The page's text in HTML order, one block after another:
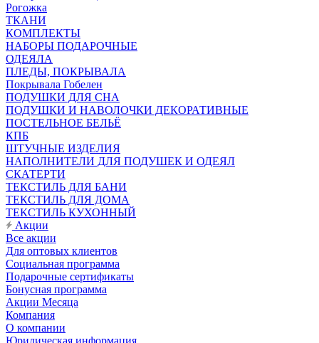
Рогожка
ТКАНИ
КОМПЛЕКТЫ
НАБОРЫ ПОДАРОЧНЫЕ
ОДЕЯЛА
ПЛЕДЫ, ПОКРЫВАЛА
Покрывала Гобелен
ПОДУШКИ ДЛЯ СНА
ПОДУШКИ И НАВОЛОЧКИ ДЕКОРАТИВНЫЕ
ПОСТЕЛЬНОЕ БЕЛЬЁ
КПБ
ШТУЧНЫЕ ИЗДЕЛИЯ
НАПОЛНИТЕЛИ ДЛЯ ПОДУШЕК И ОДЕЯЛ
СКАТЕРТИ
ТЕКСТИЛЬ ДЛЯ БАНИ
ТЕКСТИЛЬ ДЛЯ ДОМА
ТЕКСТИЛЬ КУХОННЫЙ
Акции
Все акции
Для оптовых клиентов
Социальная программа
Подарочные сертификаты
Бонусная программа
Акции Месяца
Компания
О компании
Юридическая информация